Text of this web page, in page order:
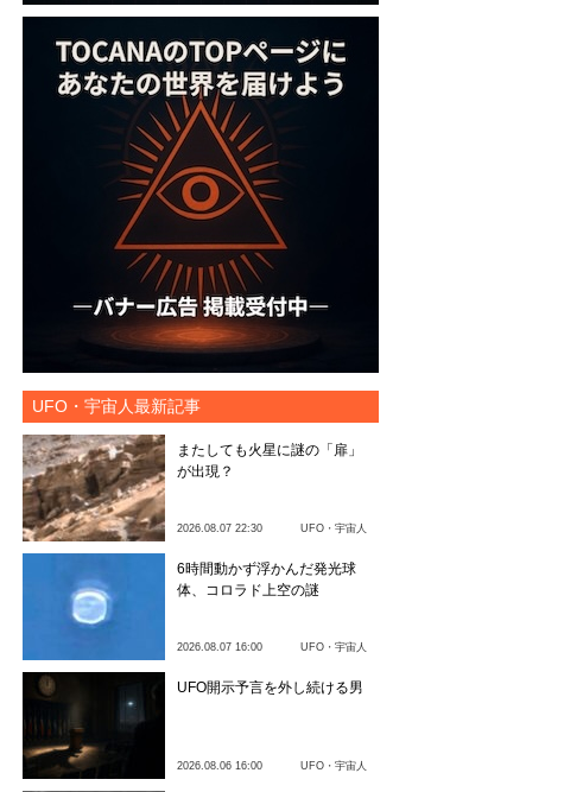
UFO・宇宙人最新記事
またしても火星に謎の「扉」
が出現？
2026.08.07 22:30 UFO・宇宙人
6時間動かず浮かんだ発光球
体、コロラド上空の謎
2026.08.07 16:00 UFO・宇宙人
UFO開示予言を外し続ける男
2026.08.06 16:00 UFO・宇宙人